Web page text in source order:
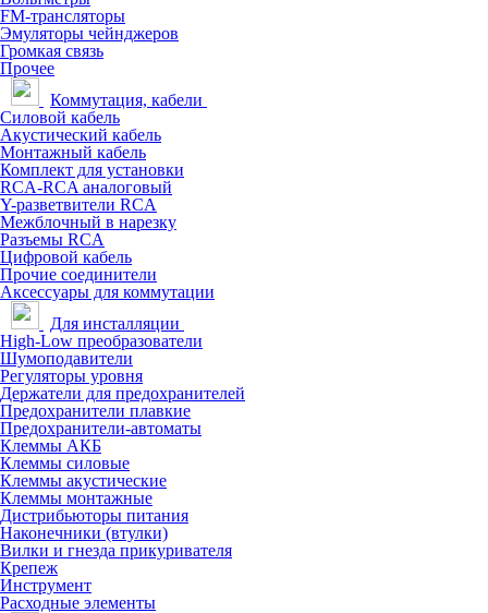
FM-трансляторы
Эмуляторы чейнджеров
Громкая связь
Прочее
Коммутация, кабели
Силовой кабель
Акустический кабель
Монтажный кабель
Комплект для установки
RCA-RCA аналоговый
Y-разветвители RCA
Межблочный в нарезку
Разъемы RCA
Цифровой кабель
Прочие соединители
Аксессуары для коммутации
Для инсталляции
High-Low преобразователи
Шумоподавители
Регуляторы уровня
Держатели для предохранителей
Предохранители плавкие
Предохранители-автоматы
Клеммы АКБ
Клеммы силовые
Клеммы акустические
Клеммы монтажные
Дистрибьюторы питания
Наконечники (втулки)
Вилки и гнезда прикуривателя
Крепеж
Инструмент
Расходные элементы